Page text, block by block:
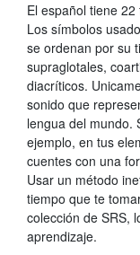
El español tiene
Los símbolos
se ordenan por su
supraglotales,
diacríticos.
sonido que
lengua del mundo.
ejemplo, en tus
cuentes con una
Usar un método
tiempo que te
colección de SRS,
aprendizaje.